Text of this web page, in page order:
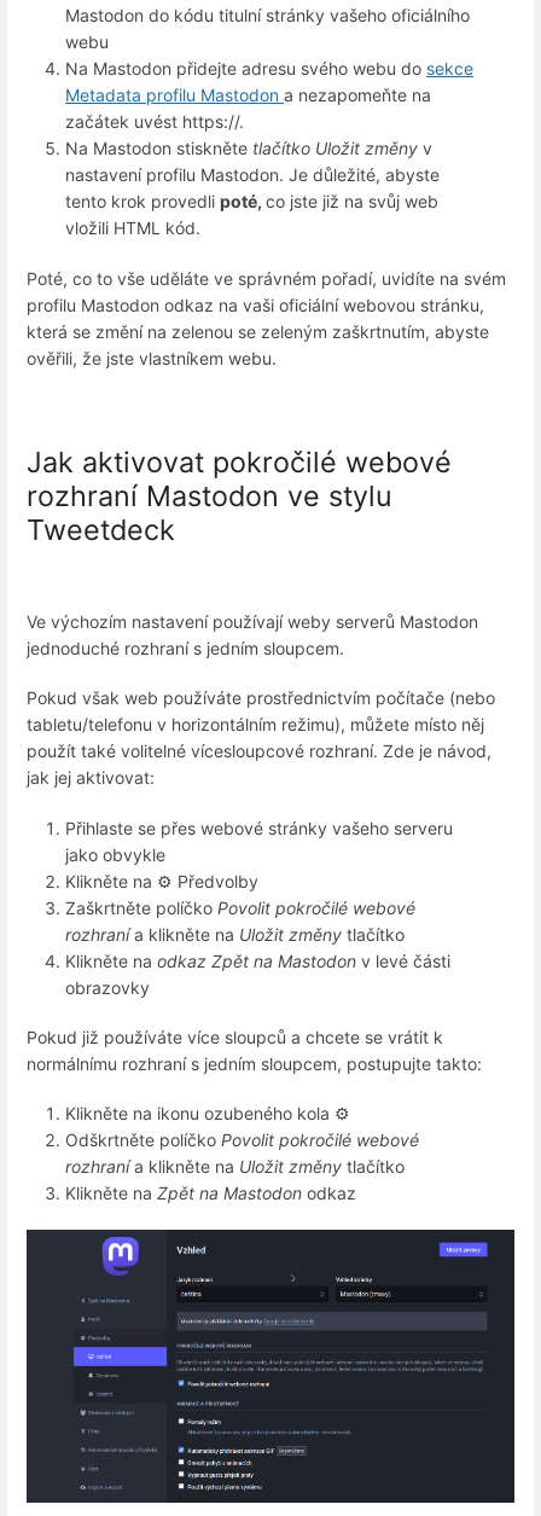
Mastodon do kódu titulní stránky vašeho oficiálního
webu
Na Mastodon přidejte adresu svého webu do sekce
Metadata profilu Mastodon a nezapomeňte na
začátek uvést https://.
Na Mastodon stiskněte tlačítko Uložit změny v
nastavení profilu Mastodon. Je důležité, abyste
tento krok provedli poté, co jste již na svůj web
vložili HTML kód.
Poté, co to vše uděláte ve správném pořadí, uvidíte na svém
profilu Mastodon odkaz na vaši oficiální webovou stránku,
která se změní na zelenou se zeleným zaškrtnutím, abyste
ověřili, že jste vlastníkem webu.
Jak aktivovat pokročilé webové
rozhraní Mastodon ve stylu
Tweetdeck
Ve výchozím nastavení používají weby serverů Mastodon
jednoduché rozhraní s jedním sloupcem.
Pokud však web používáte prostřednictvím počítače (nebo
tabletu/telefonu v horizontálním režimu), můžete místo něj
použít také volitelné vícesloupcové rozhraní. Zde je návod,
jak jej aktivovat:
Přihlaste se přes webové stránky vašeho serveru
jako obvykle
Klikněte na ⚙️ Předvolby
Zaškrtněte políčko Povolit pokročilé webové
rozhranía klikněte na Uložit změny tlačítko
Klikněte na odkaz Zpět na Mastodon v levé části
obrazovky
Pokud již používáte více sloupců a chcete se vrátit k
normálnímu rozhraní s jedním sloupcem, postupujte takto:
Klikněte na ikonu ozubeného kola ⚙️
Odškrtněte políčko Povolit pokročilé webové
rozhranía klikněte na Uložit změny tlačítko
Klikněte na Zpět na Mastodon odkaz